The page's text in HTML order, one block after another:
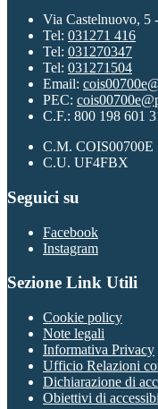
Via Castelnuovo, 5
Tel: 031271 416
Tel: 031270347
Tel: 031271504
Email:
PEC:
C.F.: 800 198 601
C.M. COIS00700E
C.U. UF4FBX
Seguici su
Facebook
Instagram
Sezione Link Utili
Cookie policy
Note legali
Informativa Privacy
Ufficio Relazioni
Dichiarazione di
Obiettivi di